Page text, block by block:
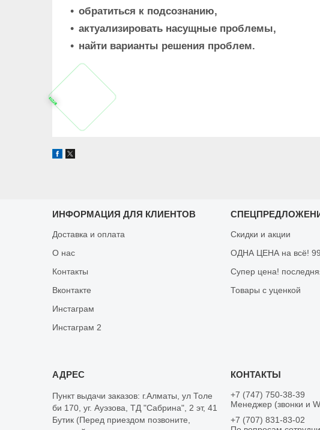
обратиться к подсознанию,
актуализировать насущные проблемы,
найти варианты решения проблем.
ИНФОРМАЦИЯ ДЛЯ КЛИЕНТОВ
Доставка и оплата
О нас
Контакты
Вконтакте
Инстаграм
Инстаграм 2
Скидки и акции
ОДНА ЦЕНА на всё!
Супер цена!
Товары с уценкой
Пункт выдачи заказов: г.Алматы, ул Толе
би 170, уг. Ауэзова, ТД "Сабрина", 2 эт, 41
Бутик (Перед приездом позвоните,
+7 (747) 750-38-39
Менеджер (звонки и
+7 (707) 831-83-02